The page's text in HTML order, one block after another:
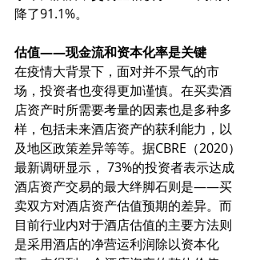
降了91.1%。
估值——现金流和资本化率是关键
在疫情大背景下，面对并不景气的市
场，投资者也变得更加谨慎。在买卖酒
店资产时所需要考量的因素也是多种多
样，包括未来酒店资产的获利能力，以
及地区政策差异等等。据CBRE（2020）
最新调研显示， 73%的投资者表示达成
酒店资产交易的最大绊脚石则是——买
卖双方对酒店资产估值预期的差异。而
目前行业内对于酒店估值的主要方法则
是采用酒店的净营运利润除以资本化